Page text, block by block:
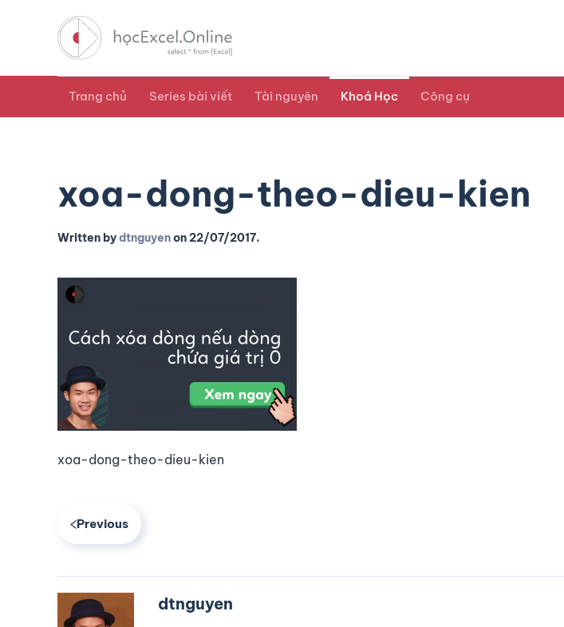
Trang chủ Series bài viết Tài nguyên Khoá Học Công cụ
xoa-dong-theo-dieu-kien
Written bydtnguyenon22/07/2017.
xoa-dong-theo-dieu-kien
Previous
dtnguyen